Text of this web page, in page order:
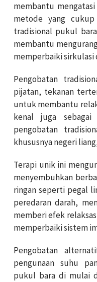
membantu
metode yang
tradisional pukul
membantu
memperbaiki sirkulasi
Pengobatan
pijatan, tekanan
untuk membantu
kenal juga
pengobatan
khususnya negeri
Terapi unik ini
menyembuhkan
ringan seperti pegal
peredaran darah,
memberi efek
memperbaiki sistem
Pengobatan
pengunaan suhu
pukul bara di mulai